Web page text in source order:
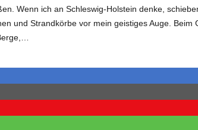
Wenn ich an Schleswig-Holstein denke,
und Strandkörbe vor mein geistiges Auge. Beim